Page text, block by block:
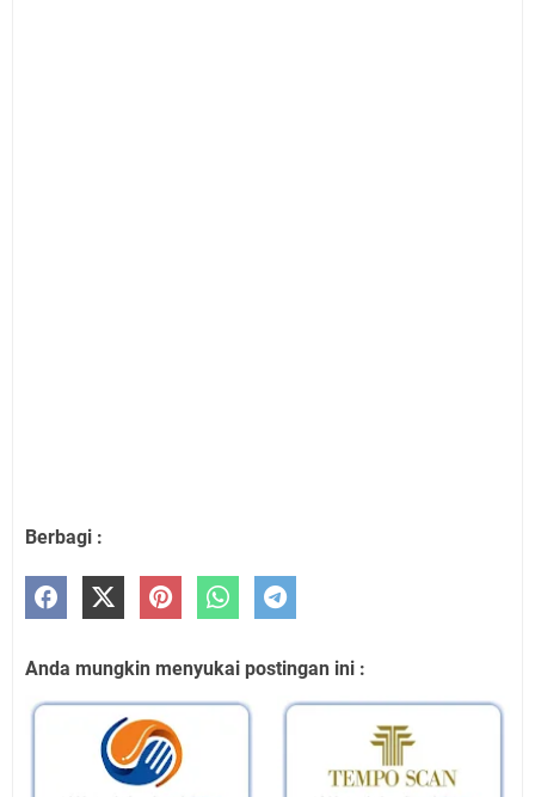
Berbagi :
Anda mungkin menyukai postingan ini :